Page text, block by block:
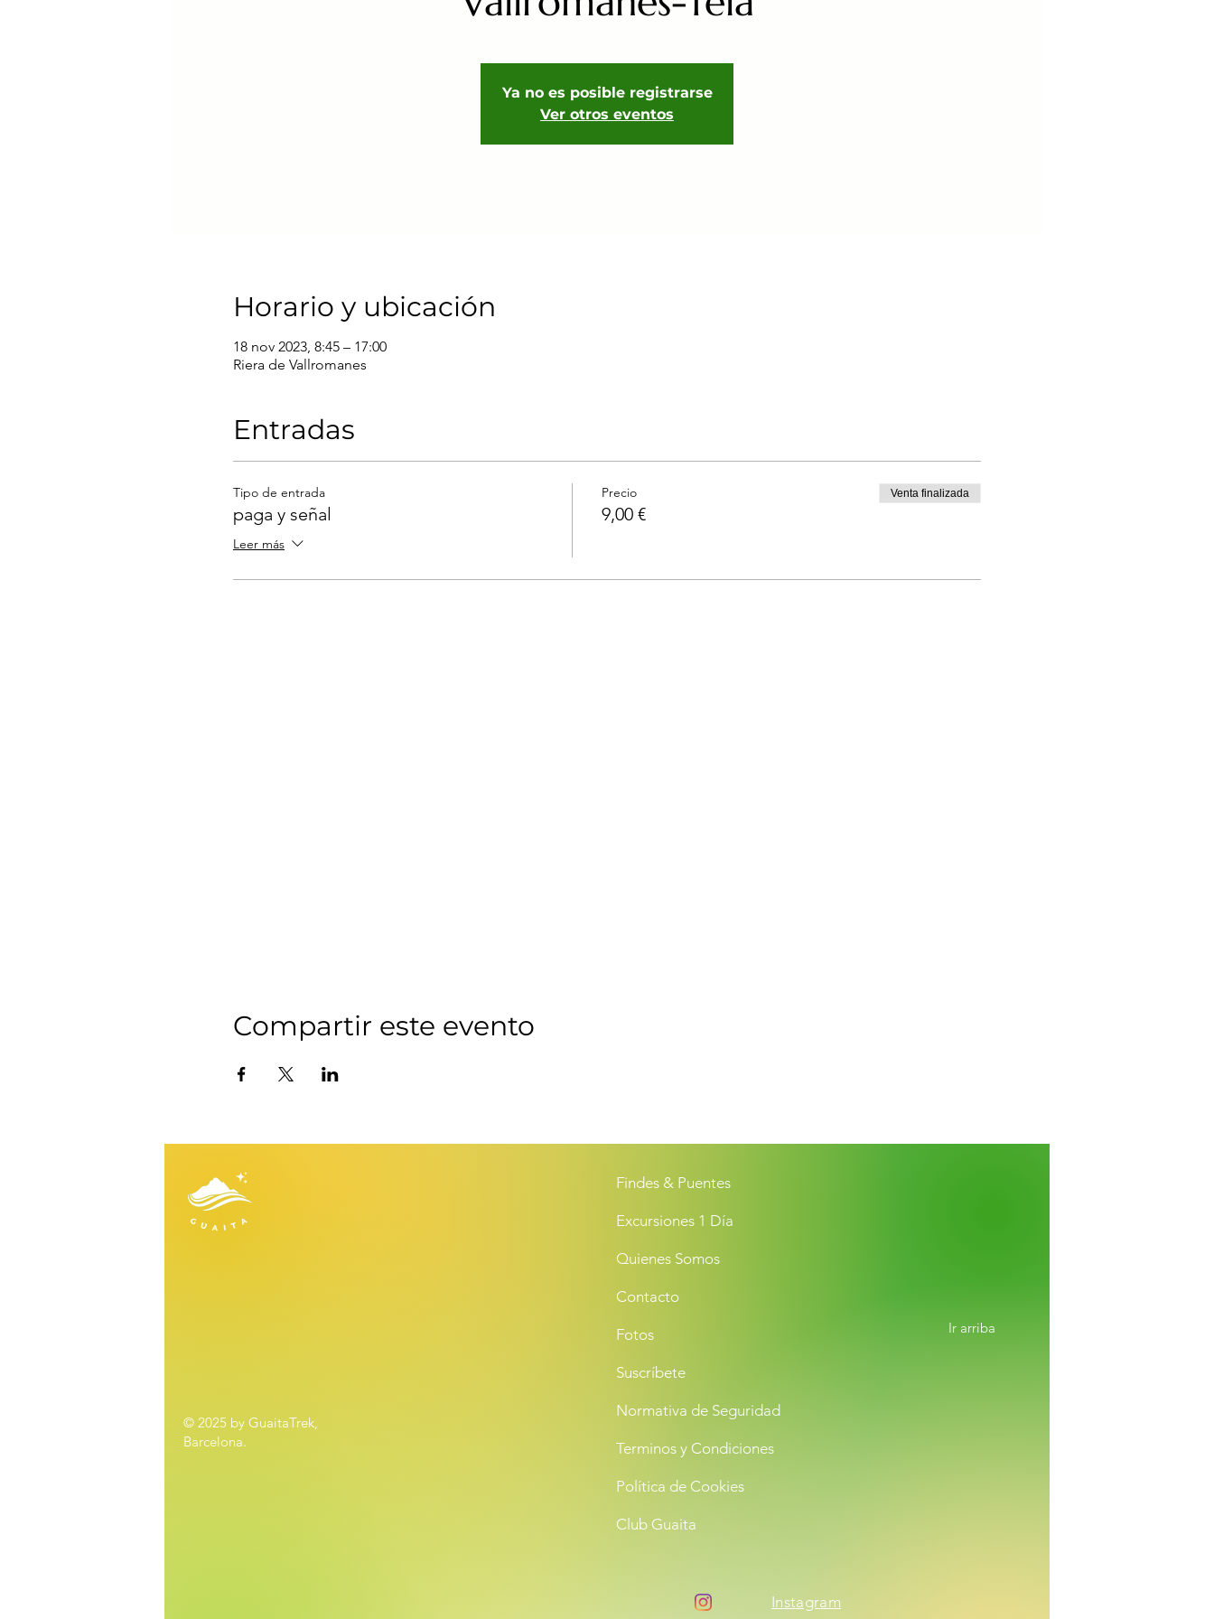
Ya no es posible registrarse
Ver otros eventos
Horario y ubicación
18 nov 2023, 8:45 – 17:00
Riera de Vallromanes
Entradas
Tipo de entrada
paga y señal
Leer más
Precio
9,00 €
Venta finalizada
Compartir este evento
© 2025 by GuaitaTrek,
Barcelona.
Findes & Puentes
Excursiones 1 Día
Quienes Somos
Contacto
Fotos
Suscríbete
Normativa de Seguridad
Terminos y Condiciones
Política de Cookies
Club Guaita
Ir arriba
Instagram